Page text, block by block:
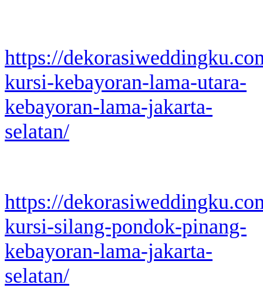
https://
kursi-kebayoran-lama-utara-
kebayoran-lama-jakarta-
selatan/
https://
kursi-silang-pondok-pinang-
kebayoran-lama-jakarta-
selatan/